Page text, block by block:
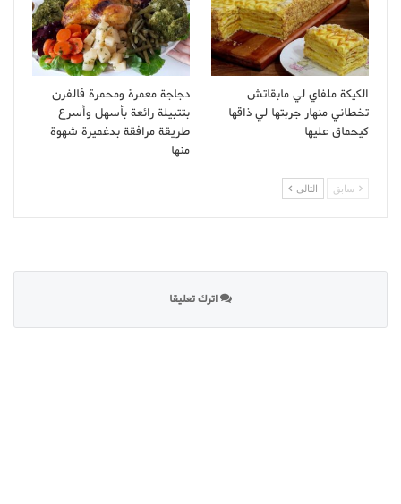
الكيكة ملفاي لي مابقاتش
تخطاني منهار جربتها لي ذاقها
كيحماق عليها
دجاجة معمرة ومحمرة فالفرن
بتتبيلة رائعة بأسهل وأسرع
طريقة مرافقة بدغميرة شهوة
منها
سابق التالى
اترك تعليقا